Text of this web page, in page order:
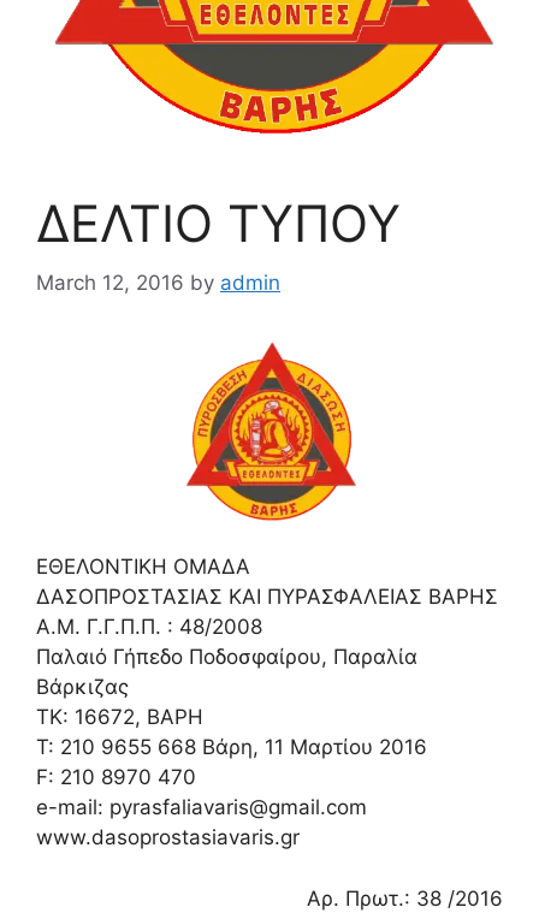
ΔΕΛΤΙΟ ΤΥΠΟΥ
March 12, 2016 by admin
ΕΘΕΛΟΝΤΙΚΗ ΟΜΑΔΑ
ΔΑΣΟΠΡΟΣΤΑΣΙΑΣ ΚΑΙ ΠΥΡΑΣΦΑΛΕΙΑΣ ΒΑΡΗΣ
Α.Μ. Γ.Γ.Π.Π. : 48/2008
Παλαιό Γήπεδο Ποδοσφαίρου, Παραλία
Βάρκιζας
ΤΚ: 16672, ΒΑΡΗ
Τ: 210 9655 668 Βάρη, 11 Μαρτίου 2016
F: 210 8970 470
e-mail: pyrasfaliavaris@gmail.com
www.dasoprostasiavaris.gr
Αρ. Πρωτ.: 38 /2016